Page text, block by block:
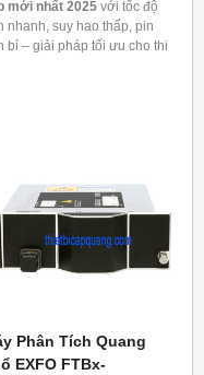
mới nhất 2025 với tốc độ
nhanh, suy hao thấp, pin
bỉ – giải pháp tối ưu cho thi
Phân Tích Quang
EXFO FTBx-